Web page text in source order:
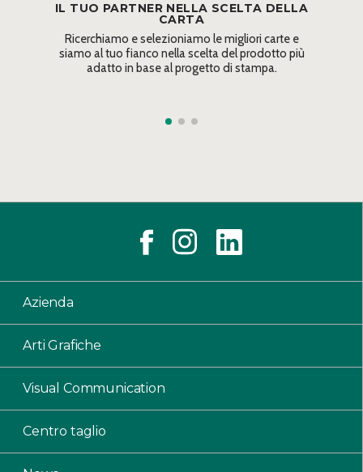
IL TUO PARTNER NELLA SCELTA DELLA
CARTA
Ricerchiamo e selezioniamo le migliori carte e
siamo al tuo fianco nella scelta del prodotto più
adatto in base al progetto di stampa.
Azienda
Arti Grafiche
Visual Communication
Centro taglio